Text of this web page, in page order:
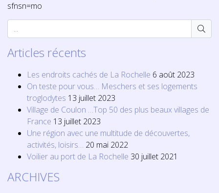
sfnsn=mo
Articles récents
Les endroits cachés de La Rochelle 6 août 2023
On teste pour vous… Meschers et ses logements
troglodytes 13 juillet 2023
Village de Coulon …Top 50 des plus beaux villages de
France 13 juillet 2023
Une région avec une multitude de découvertes,
activités, loisirs… 20 mai 2022
Voilier au port de La Rochelle 30 juillet 2021
ARCHIVES